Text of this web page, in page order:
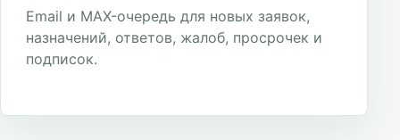
Email и MAX-очередь для новых заявок,
назначений, ответов, жалоб, просрочек и
подписок.